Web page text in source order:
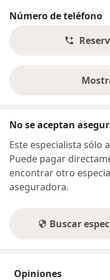
Número de teléfono
No se aceptan
Este especialista sólo
Puede pagar
encontrar otro
aseguradora.
Buscar
Opiniones